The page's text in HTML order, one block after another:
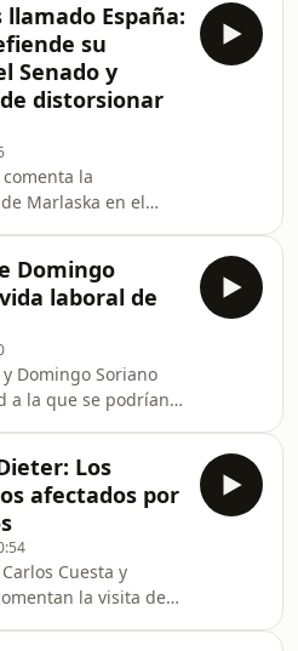
llamado España:
su
Senado y
distorsionar
la
Marlaska en el
Domingo
laboral de
Domingo Soriano
a la que se podrían
Los
afectados por
Cuesta y
la visita de